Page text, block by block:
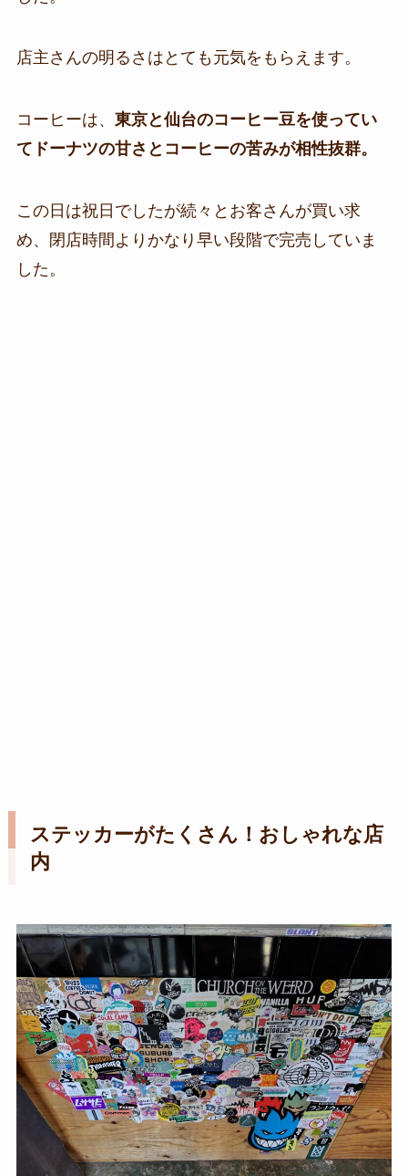
店主さんの明るさはとても元気をもらえます。
コーヒーは、 東京と仙台のコーヒー豆を使ってい
てドーナツの甘さとコーヒーの苦みが相性抜群。
この日は祝日でしたが続々とお客さんが買い求
め、閉店時間よりかなり早い段階で完売していま
した。
ステッカーがたくさん！おしゃれな店
内